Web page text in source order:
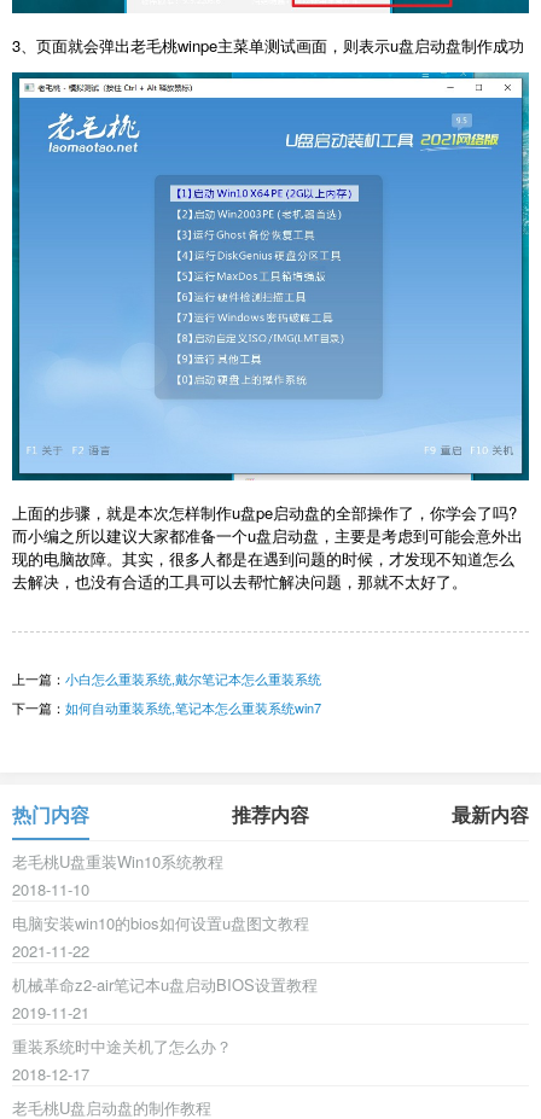
3、页面就会弹出老毛桃winpe主菜单测试画面，则表示u盘启动盘制作成功
上面的步骤，就是本次怎样制作u盘pe启动盘的全部操作了，你学会了吗?
而小编之所以建议大家都准备一个u盘启动盘，主要是考虑到可能会意外出
现的电脑故障。其实，很多人都是在遇到问题的时候，才发现不知道怎么
去解决，也没有合适的工具可以去帮忙解决问题，那就不太好了。
上一篇： 小白怎么重装系统,戴尔笔记本怎么重装系统
下一篇： 如何自动重装系统,笔记本怎么重装系统win7
热门内容 推荐内容 最新内容
老毛桃U盘重装Win10系统教程
2018-11-10
电脑安装win10的bios如何设置u盘图文教程
2021-11-22
机械革命z2-air笔记本u盘启动BIOS设置教程
2019-11-21
重装系统时中途关机了怎么办？
2018-12-17
老毛桃U盘启动盘的制作教程